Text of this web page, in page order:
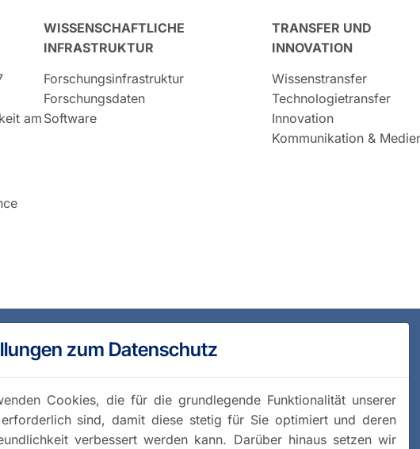
am
WISSENSCHAFTLICHE
INFRASTRUKTUR
Forschungsinfrastruktur
Forschungsdaten
Software
TRANSFER UND
INNOVATION
Wissenstransfer
Technologietransfer
Innovation
Kommunikation &
zum Datenschutz
Cookies, die für die grundlegende Funktionalität unserer
sind, damit diese stetig für Sie optimiert und deren
verbessert werden kann. Darüber hinaus setzen wir